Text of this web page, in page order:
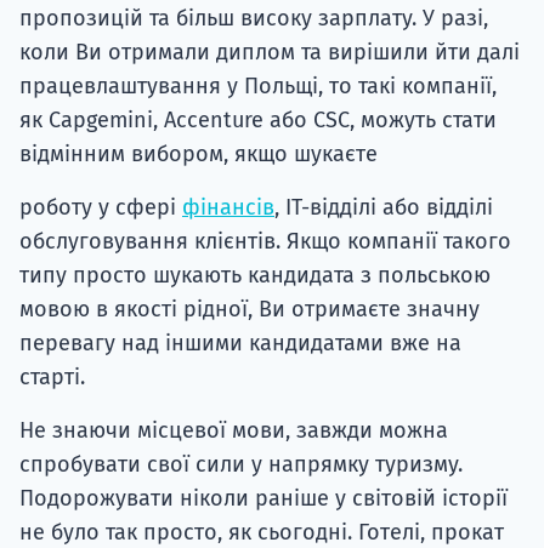
пропозицій та більш високу зарплату. У разі,
коли Ви отримали диплом та вирішили йти далі
працевлаштування у Польщі, то такі компанії,
як Capgemini, Accenture або CSC, можуть стати
відмінним вибором, якщо шукаєте
роботу у сфері фінансів, ІТ-відділі або відділі
обслуговування клієнтів. Якщо компанії такого
типу просто шукають кандидата з польською
мовою в якості рідної, Ви отримаєте значну
перевагу над іншими кандидатами вже на
старті.
Не знаючи місцевої мови, завжди можна
спробувати свої сили у напрямку туризму.
Подорожувати ніколи раніше у світовій історії
не було так просто, як сьогодні. Готелі, прокат